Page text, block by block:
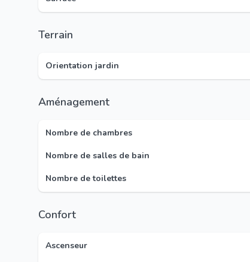
Terrain
Orientation jardin
Aménagement
Nombre de chambres
Nombre de salles de bain
Nombre de toilettes
Confort
Ascenseur